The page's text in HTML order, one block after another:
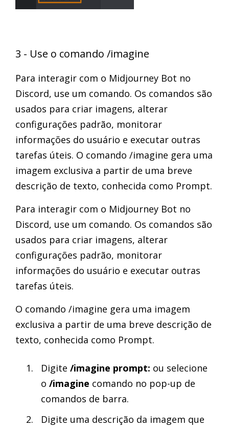
3 - Use o comando /imagine
Para interagir com o Midjourney Bot no
Discord, use um comando. Os comandos são
usados para criar imagens, alterar
configurações padrão, monitorar
informações do usuário e executar outras
tarefas úteis. O comando /imagine gera uma
imagem exclusiva a partir de uma breve
descrição de texto, conhecida como Prompt.
Para interagir com o Midjourney Bot no
Discord, use um comando. Os comandos são
usados para criar imagens, alterar
configurações padrão, monitorar
informações do usuário e executar outras
tarefas úteis.
O comando /imagine gera uma imagem
exclusiva a partir de uma breve descrição de
texto, conhecida como Prompt.
Digite /imagine prompt: ou selecione
o /imagine comando no pop-up de
comandos de barra.
Digite uma descrição da imagem que